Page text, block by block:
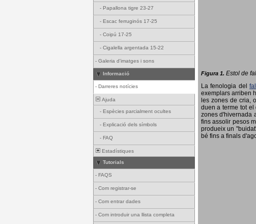
- Papallona tigre 23-27
- Escac ferruginós 17-25
- Coipú 17-25
- Cigalella argentada 15-22
- Galeria d'imatges i sons
Informació
- Darreres notícies
Ajuda
- Espècies parcialment ocultes
- Explicació dels símbols
- FAQ
Estadístiques
Tutorials
- FAQS
- Com registrar-se
- Com entrar dades
- Com introduir una llista completa
Figura 1. Estol de
La fenologia del
exemplars arriben
les zones de cria,
duen a terme tot
zones d'hivernada
fins assolir pesos
produeix un
bé fins a finals